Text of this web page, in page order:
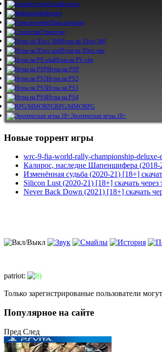
Онлайн игры
Файтинги
Приключения
Стратегии
Игры на Xbox 360
Игры на Xbox one
Игры на PS-vita
Игры на PSP
Игры на PS2
Игры на PS3
Игры на PS4
RPG/MMORPG
Эротические игры 18+
Новые торрент игры
wrc-9-fia-world-rally-championship-deluxe-
Калирос, наследие Шапеншифера (2018-
Изменённая судьба (2020-21) [18+]
Silicon Lust (2020-21) [18+] скачать через
Never Back Down (2021) [18+] скачать
patriot:
Только зарегистрированые пользователи
Популярное на сайте
Пред След